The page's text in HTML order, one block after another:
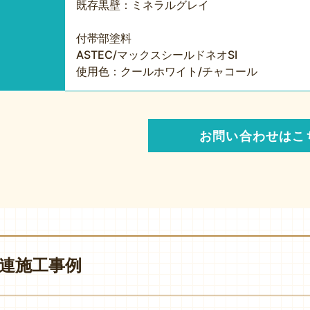
既存黒壁：ミネラルグレイ
付帯部塗料
ASTEC/マックスシールドネオSI
使用色：クールホワイト/チャコール
お問い合わせはこ
施工事例